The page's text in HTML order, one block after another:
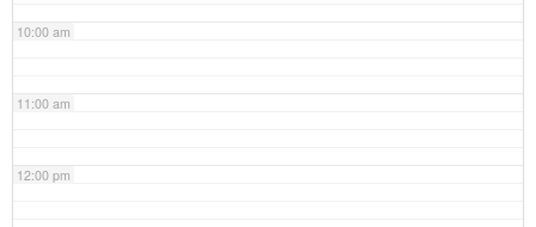
10:00 am
11:00 am
12:00 pm